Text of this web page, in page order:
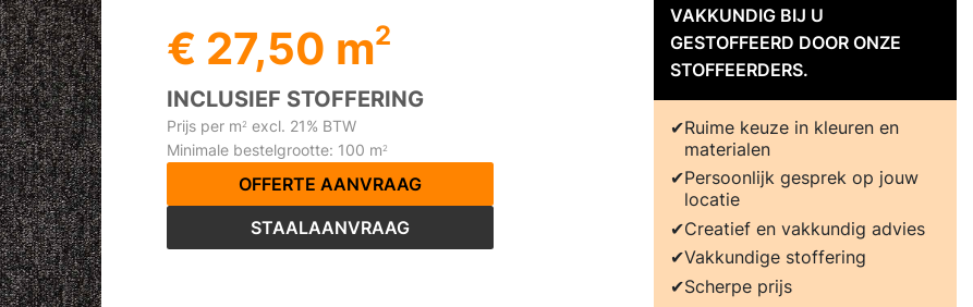
€ 27,50 m2
INCLUSIEF STOFFERING
Prijs per m2 excl. 21% BTW
Minimale bestelgrootte: 100 m2
OFFERTE AANVRAAG
STAALAANVRAAG
VAKKUNDIG BIJ U
GESTOFFEERD DOOR ONZE
STOFFEERDERS.
Ruime keuze in kleuren en
materialen
Persoonlijk gesprek op jouw
locatie
Creatief en vakkundig advies
Vakkundige stoffering
Scherpe prijs